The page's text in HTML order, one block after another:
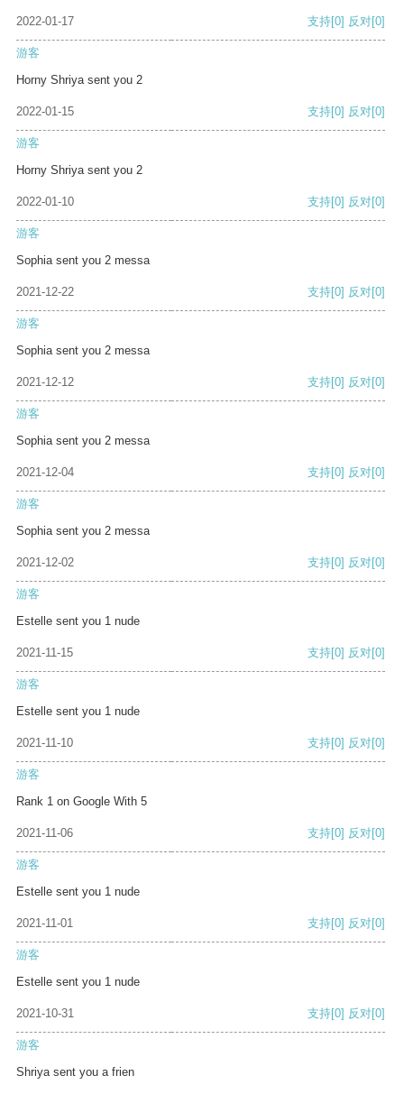
2022-01-17 支持[0] 反对[0]
游客
Horny Shriya sent you 2
2022-01-15 支持[0] 反对[0]
游客
Horny Shriya sent you 2
2022-01-10 支持[0] 反对[0]
游客
Sophia sent you 2 messa
2021-12-22 支持[0] 反对[0]
游客
Sophia sent you 2 messa
2021-12-12 支持[0] 反对[0]
游客
Sophia sent you 2 messa
2021-12-04 支持[0] 反对[0]
游客
Sophia sent you 2 messa
2021-12-02 支持[0] 反对[0]
游客
Estelle sent you 1 nude
2021-11-15 支持[0] 反对[0]
游客
Estelle sent you 1 nude
2021-11-10 支持[0] 反对[0]
游客
Rank 1 on Google With 5
2021-11-06 支持[0] 反对[0]
游客
Estelle sent you 1 nude
2021-11-01 支持[0] 反对[0]
游客
Estelle sent you 1 nude
2021-10-31 支持[0] 反对[0]
游客
Shriya sent you a frien